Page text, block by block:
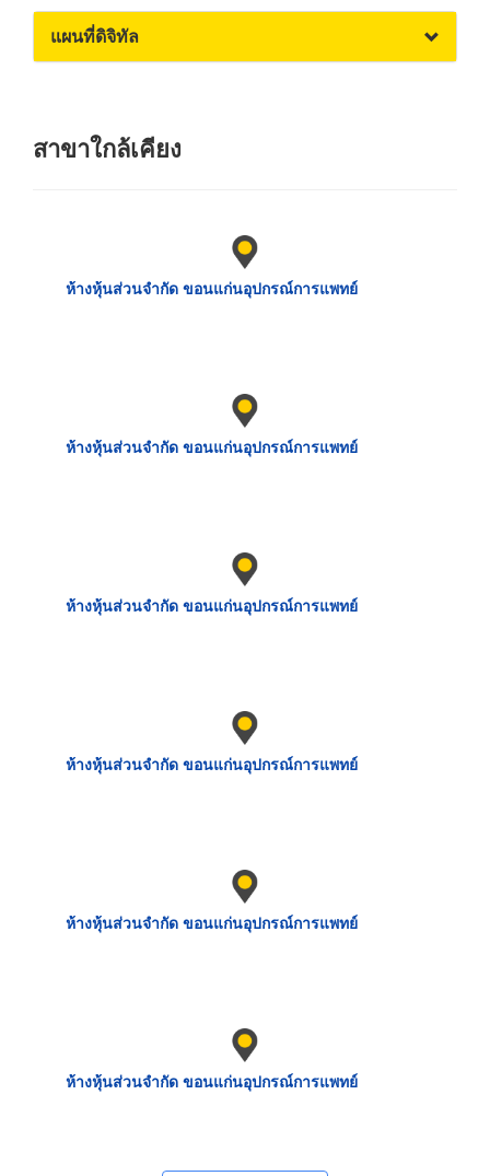
แผนที่ดิจิทัล
สาขาใกล้เคียง
ห้างหุ้นส่วนจำกัด ขอนแก่นอุปกรณ์การแพทย์
ห้างหุ้นส่วนจำกัด ขอนแก่นอุปกรณ์การแพทย์
ห้างหุ้นส่วนจำกัด ขอนแก่นอุปกรณ์การแพทย์
ห้างหุ้นส่วนจำกัด ขอนแก่นอุปกรณ์การแพทย์
ห้างหุ้นส่วนจำกัด ขอนแก่นอุปกรณ์การแพทย์
ห้างหุ้นส่วนจำกัด ขอนแก่นอุปกรณ์การแพทย์